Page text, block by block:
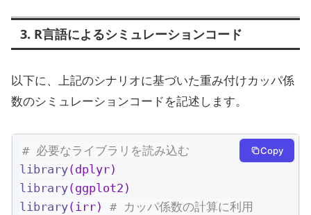
3. R言語によるシミュレーションコード
以下に、上記のシナリオに基づいた重み付けカッパ係
数のシミュレーションコードを記述します。
# 必要なライブラリを読み込む
library(dplyr)
library(ggplot2)
library(irr) # カッパ係数の計算に利用
Copy